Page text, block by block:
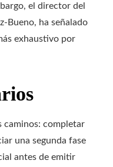
el director del
Bueno, ha señalado
exhaustivo por
caminos: completar
una segunda fase
antes de emitir